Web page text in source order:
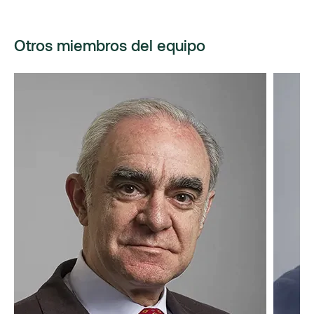
Otros miembros del equipo